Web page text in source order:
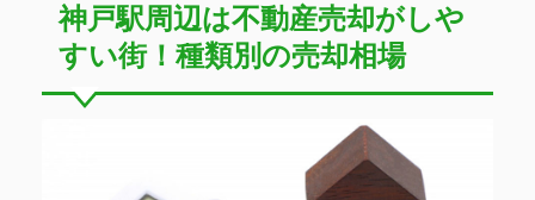
神戸駅周辺は不動産売却がしや
すい街！種類別の売却相場